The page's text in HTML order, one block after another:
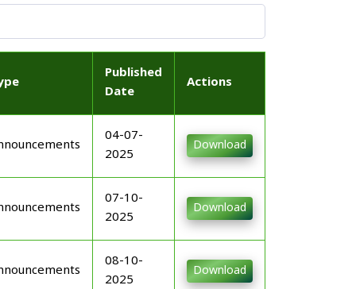
Published
Date
Actions
04-07-
2025
Download
07-10-
2025
Download
08-10-
2025
Download